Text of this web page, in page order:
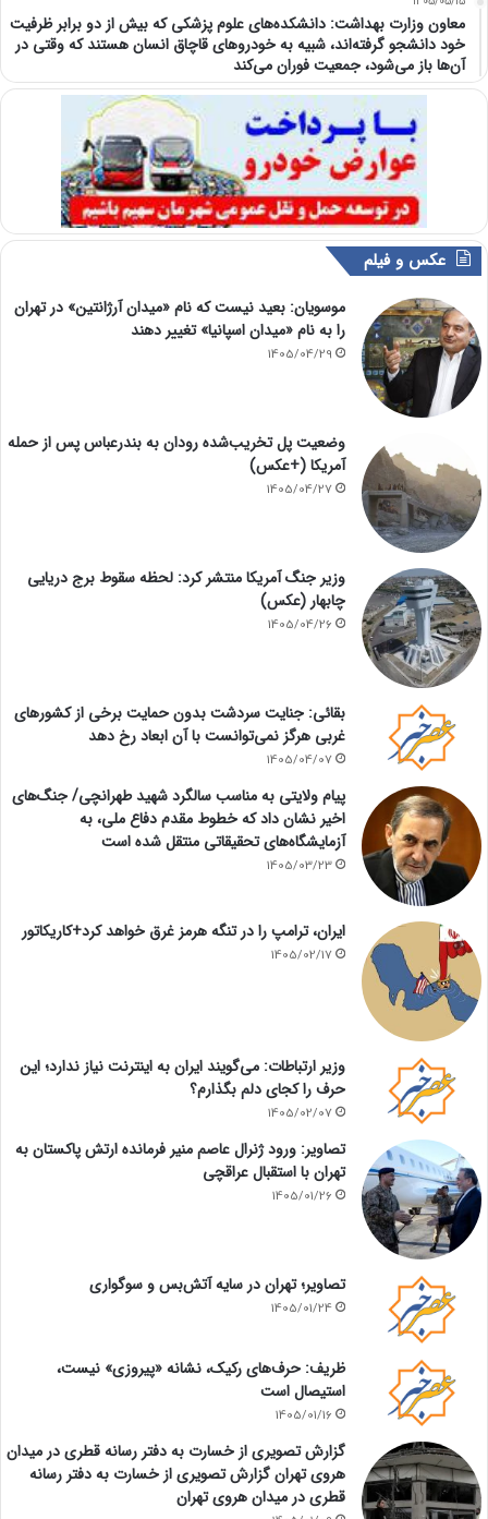
معاون وزارت بهداشت: دانشکده‌های علوم پزشکی که بیش از دو برابر ظرفیت
خود دانشجو گرفته‌اند، شبیه به خودرو‌های قاچاق انسان هستند که وقتی در
آن‌ها باز می‌شود، جمعیت فوران می‌کند
عکس و فیلم
موسویان: بعید نیست که نام «میدان آرژانتین» در تهران
را به نام «میدان اسپانیا» تغییر دهند
1405/04/29
وضعیت پل تخریب‌شده رودان به بندرعباس پس از حمله
آمریکا (+عکس)
1405/04/27
وزیر جنگ آمریکا منتشر کرد: لحظه سقوط برج دریایی
چابهار (عکس)
1405/04/26
بقائی: جنایت سردشت بدون حمایت برخی از کشورهای
غربی هرگز نمی‌توانست با آن ابعاد رخ دهد
1405/04/07
پیام ولایتی به مناسب سالگرد شهید طهرانچی/ جنگ‌های
اخیر نشان داد که خطوط مقدم دفاع ملی، به
آزمایشگاه‌های تحقیقاتی منتقل شده است
1405/03/23
ایران، ترامپ را در تنگه هرمز غرق خواهد کرد+کاریکاتور
1405/02/17
وزیر ارتباطات: می‌گویند ایران به اینترنت نیاز ندارد؛ این
حرف را کجای دلم بگذارم؟
1405/02/07
تصاویر: ورود ژنرال عاصم منیر فرمانده ارتش پاکستان به
تهران با استقبال عراقچی
1405/01/26
تصاویر؛ تهران در سایه آتش‌بس و سوگواری
1405/01/24
ظریف: حرف‌های رکیک، نشانه «پیروزی» نیست،
استیصال است
1405/01/16
گزارش تصویری از خسارت به دفتر رسانه قطری در میدان
هروی تهران گزارش تصویری از خسارت به دفتر رسانه
قطری در میدان هروی تهران